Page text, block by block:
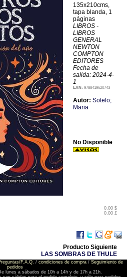
135x210cms,
tapa blanda, 1
páginas
LIBROS -
LIBROS
GENERAL
NEWTON
COMPTON
EDITORES
Fecha de
salida: 2024-4-
1
EAN: 9788419620743
Autor: Sotelo;
Maria
0.00 $
0.00 £
No Disponible
Producto Siguiente
LAS SOMBRAS DE THULE
F.A.Q. / condiciones de compra/ Seguimiento de
pedidos
lunes a sábados de 10h a 14h y de 17h a 21h.